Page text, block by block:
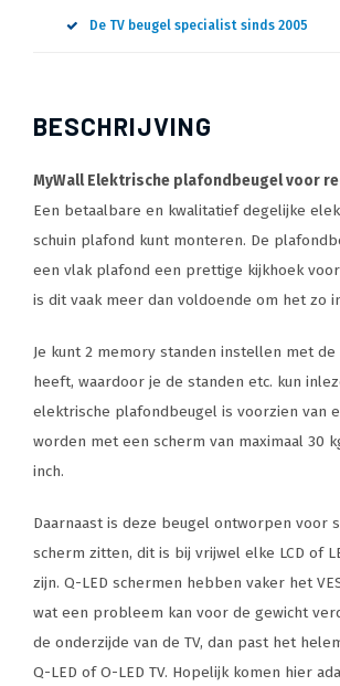
De TV beugel specialist sinds 2005
BESCHRIJVING
MyWall Elektrische plafondbeugel voor
Een betaalbare en kwalitatief degelijke
schuin plafond kunt monteren. De
een vlak plafond een prettige kijkhoek
is dit vaak meer dan voldoende om het zo
Je kunt 2 memory standen instellen met
heeft, waardoor je de standen etc. kun
elektrische plafondbeugel is voorzien van
worden met een scherm van maximaal 30
inch.
Daarnaast is deze beugel ontworpen voor
scherm zitten, dit is bij vrijwel elke LCD of
zijn. Q-LED schermen hebben vaker het
wat een probleem kan voor de gewicht
de onderzijde van de TV, dan past het
Q-LED of O-LED TV. Hopelijk komen hier